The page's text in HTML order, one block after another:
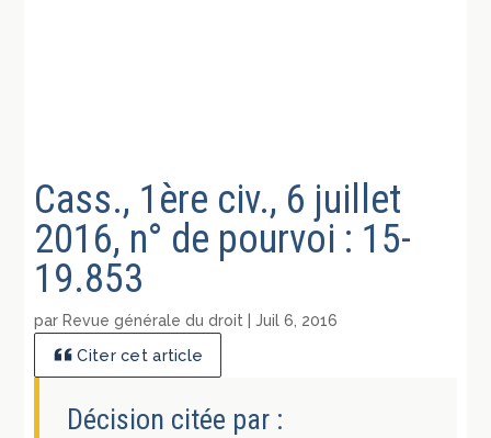
Cass., 1ère civ., 6 juillet
2016, n° de pourvoi : 15-
19.853
par Revue générale du droit |Juil 6, 2016
Citer cet article
Décision citée par :